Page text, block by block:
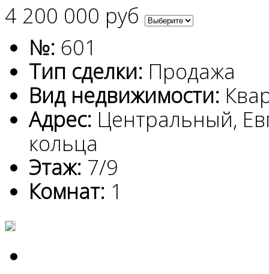
4 200 000 руб
№: 601
Тип сделки: Продажа
Вид недвижимости:
Адрес: Центральный,
кольца
Этаж: 7/9
Комнат: 1